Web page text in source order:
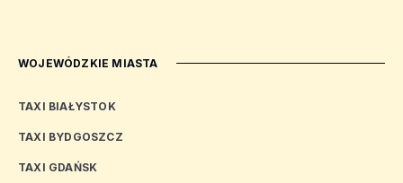
WOJEWÓDZKIE MIASTA
TAXI BIAŁYSTOK
TAXI BYDGOSZCZ
TAXI GDAŃSK